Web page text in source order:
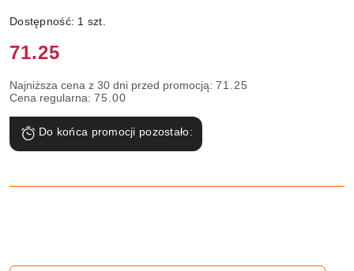
Dostępność: 1 szt.
Cena:
71.25
Najniższa cena z 30 dni przed promocją: 71.25
Cena regularna: 75.00
Do końca promocji pozostało: